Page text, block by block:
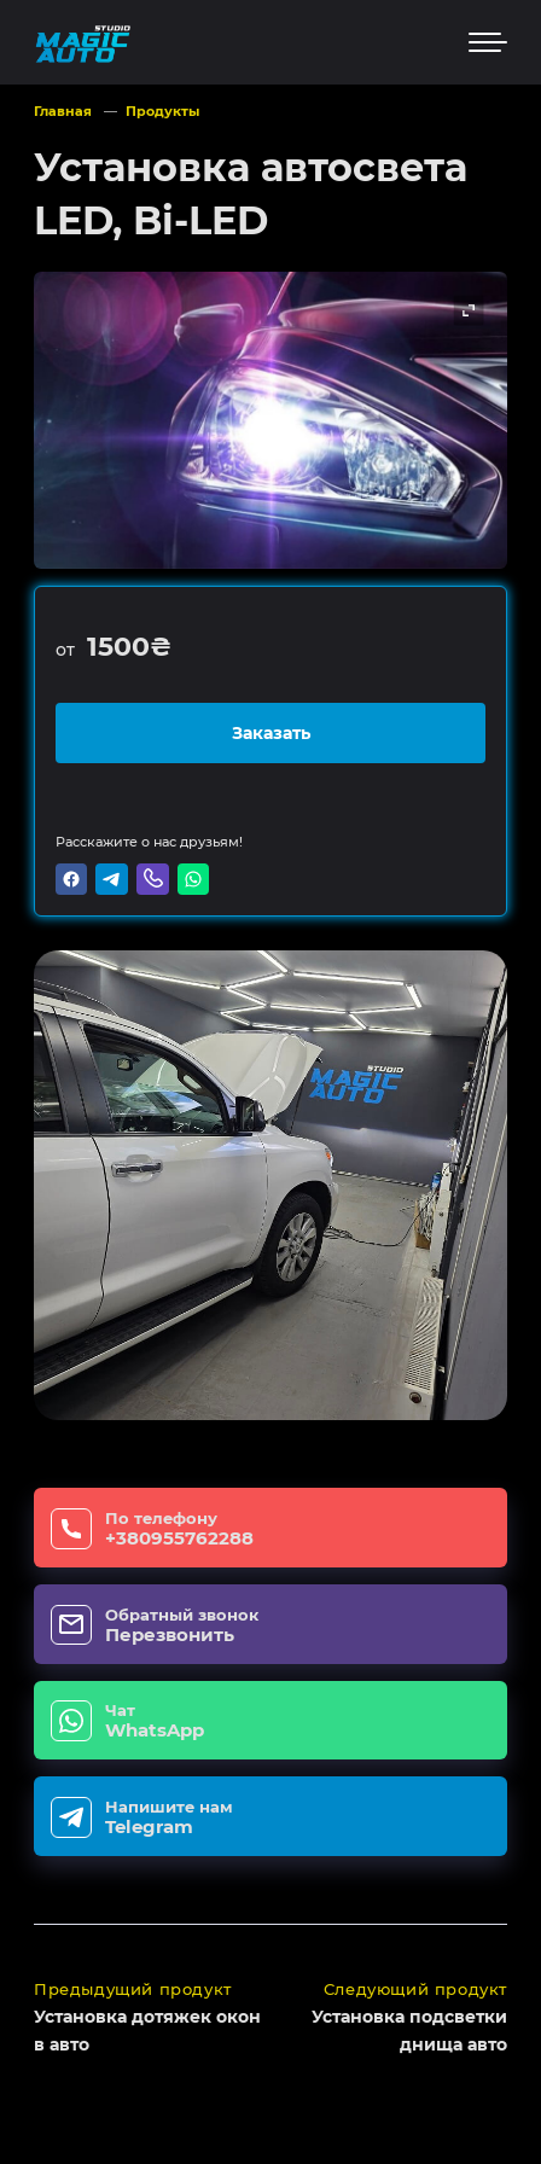
Главная Продукты
Установка автосвета
LED, Bi-LED
от 1500₴
Заказать
Расскажите о нас друзьям!
По телефону
+380955762288
Обратный звонок
Перезвонить
Чат
WhatsApp
Напишите нам
Telegram
Предыдущий продукт
Установка дотяжек окон
в авто
Следующий продукт
Установка подсветки
днища авто